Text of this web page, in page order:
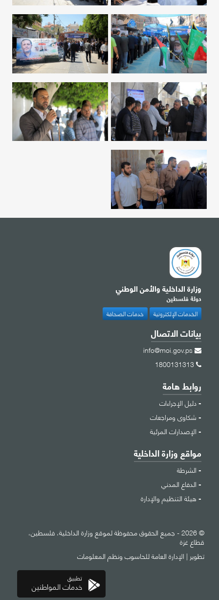
وزارة الداخلية والأمن الوطني
دولة فلسطين
الخدمات الإلكترونية خدمات الصحافة
بيانات الاتصال
info@moi.gov.ps
روابط هامة
دليل الإجراءات
شكاوى ومراجعات
الإصدارات المرئية
مواقع وزارة الداخلية
الشرطة
الدفاع المدني
هيئة التنظيم والإدارة
© 2026 - جميع الحقوق محفوظة لموقع وزارة الداخلية، فلسطين،
قطاع غزة
تطوير | الإدارة العامة للحاسوب ونظم المعلومات
تطبيق
خدمات المواطنين